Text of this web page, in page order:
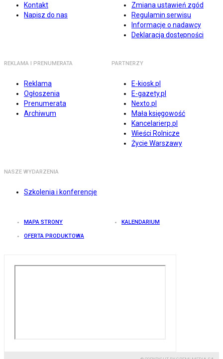
Kontakt
Napisz do nas
Zmiana ustawień zgód
Regulamin serwisu
Informacje o nadawcy
Deklaracja dostępności
REKLAMA I PRENUMERATA
Reklama
Ogłoszenia
Prenumerata
Archiwum
PARTNERZY
E-kiosk.pl
E-gazety.pl
Nexto.pl
Mała księgowość
Kancelarierp.pl
Wieści Rolnicze
Życie Warszawy
NASZE WYDARZENIA
Szkolenia i konferencje
MAPA STRONY KALENDARIUM
OFERTA PRODUKTOWA